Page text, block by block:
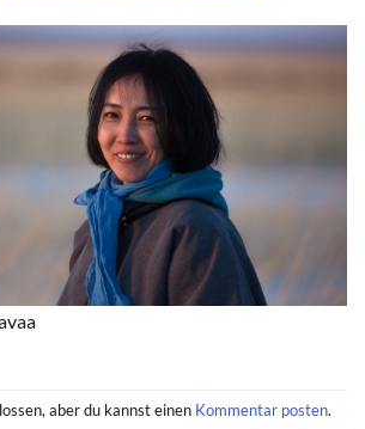
aber du kannst einen Kommentar posten.